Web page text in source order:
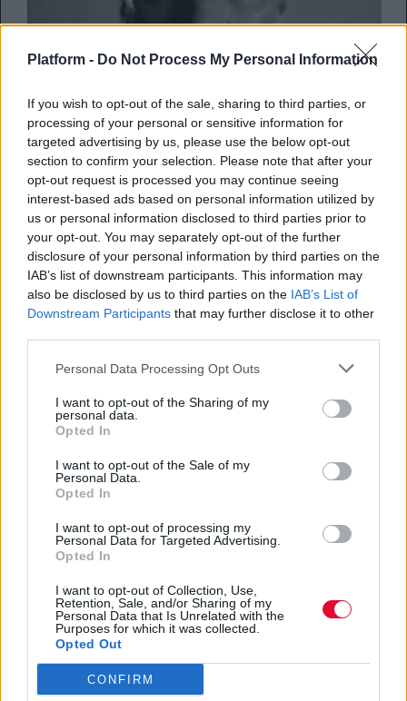
Platform - Do Not Process My Personal Information
If you wish to opt-out of the sale, sharing to third parties, or
processing of your personal or sensitive information for
targeted advertising by us, please use the below opt-out
section to confirm your selection. Please note that after your
opt-out request is processed you may continue seeing
interest-based ads based on personal information utilized by
us or personal information disclosed to third parties prior to
your opt-out. You may separately opt-out of the further
disclosure of your personal information by third parties on the
IAB’s list of downstream participants. This information may
also be disclosed by us to third parties on the IAB’s List of
Downstream Participants that may further disclose it to other
Personal Data Processing Opt Outs
I want to opt-out of the Sharing of my
personal data.
Opted In
I want to opt-out of the Sale of my
Personal Data.
Opted In
I want to opt-out of processing my
Personal Data for Targeted Advertising.
Opted In
I want to opt-out of Collection, Use,
Retention, Sale, and/or Sharing of my
Personal Data that Is Unrelated with the
Purposes for which it was collected.
Opted Out
CONFIRM
Βραβεία BAFTA 2024: Όλες οι
υποψηφιότητες αναλυτικά –
Σάρωσε το Oppenheimer
Ποιες ταινίες και συντελεστές διεκδικούν
τα βραβεία στη φετινή διοργάνωση;
Ναταλία Πετρίτη